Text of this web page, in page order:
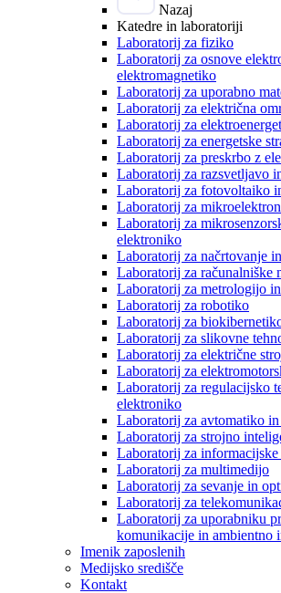
Nazaj
Katedre in laboratoriji
Laboratorij za fiziko
Laboratorij za osnove
elektromagnetiko
Laboratorij za uporabno
Laboratorij za električna
Laboratorij za
Laboratorij za energetske
Laboratorij za preskrbo z
Laboratorij za razsvetljavo
Laboratorij za fotovoltaiko
Laboratorij za
Laboratorij za
elektroniko
Laboratorij za načrtovanje
Laboratorij za računalniške
Laboratorij za metrologijo
Laboratorij za robotiko
Laboratorij za
Laboratorij za slikovne
Laboratorij za električne
Laboratorij za
Laboratorij za regulacijsko
elektroniko
Laboratorij za avtomatiko
Laboratorij za strojno
Laboratorij za
Laboratorij za multimedijo
Laboratorij za sevanje in
Laboratorij za
Laboratorij za uporabniku
komunikacije in ambientno
Imenik zaposlenih
Medijsko središče
Kontakt